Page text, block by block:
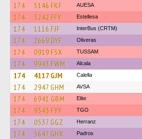
174 5146 FKF AUESA
174 3242 FFY Estellesa
174 1116 FJF InterBus (CRTM)
174 2669 DYF Oliveras
174 0919 FSX TUSSAM
174 9943 FWM Alcala
174 4117 GJM Calella
174 2947 GHM AVSA
174 6941 GBM Elite
174 9343 FYY TGO
174 0537 GGZ Herranz
174 5647 GHX Padros